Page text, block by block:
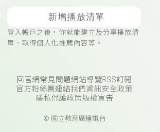
新增播放清單
登入帳戶之後，你就能建立及分享播放清
單、取得個人化推薦內容等。
回官網常見問題網站導覽RSS訂閱
官方粉絲團連絡我們 資訊安全政策
隱私保護政策版權宣告
© 國立教育廣播電台